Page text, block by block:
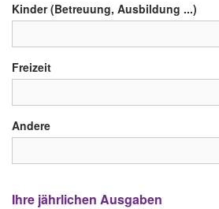
Kinder (Betreuung, Ausbildung ...)
Freizeit
Andere
Ihre jährlichen Ausgaben